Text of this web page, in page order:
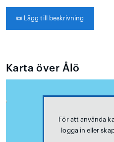
📜 Lägg till beskrivning
Karta över Ålö
För att använda
logga in eller